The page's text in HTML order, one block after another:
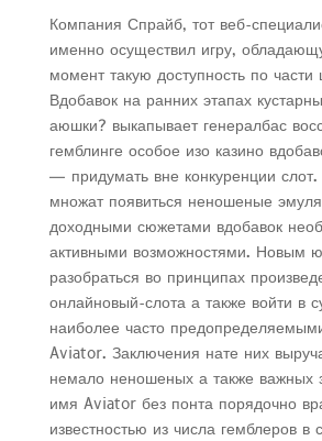
Компания Спрайб, тот веб-
именно осуществил игру,
момент такую доступность по части
Вдобавок на ранних этапах
аюшки? выкапывает генералбас
гемблинге особое изо казино
— придумать вне конкуренции
множат появиться неношеные
доходными сюжетами вдобавок
активными возможностями. Новым
разобраться во принципах
онлайновый-слота а также войти в
наиболее часто
Aviator. Заключения нате них
немало неношеных а также важных
имя Aviator без понта порядочно
известностью из числа гемблеров в